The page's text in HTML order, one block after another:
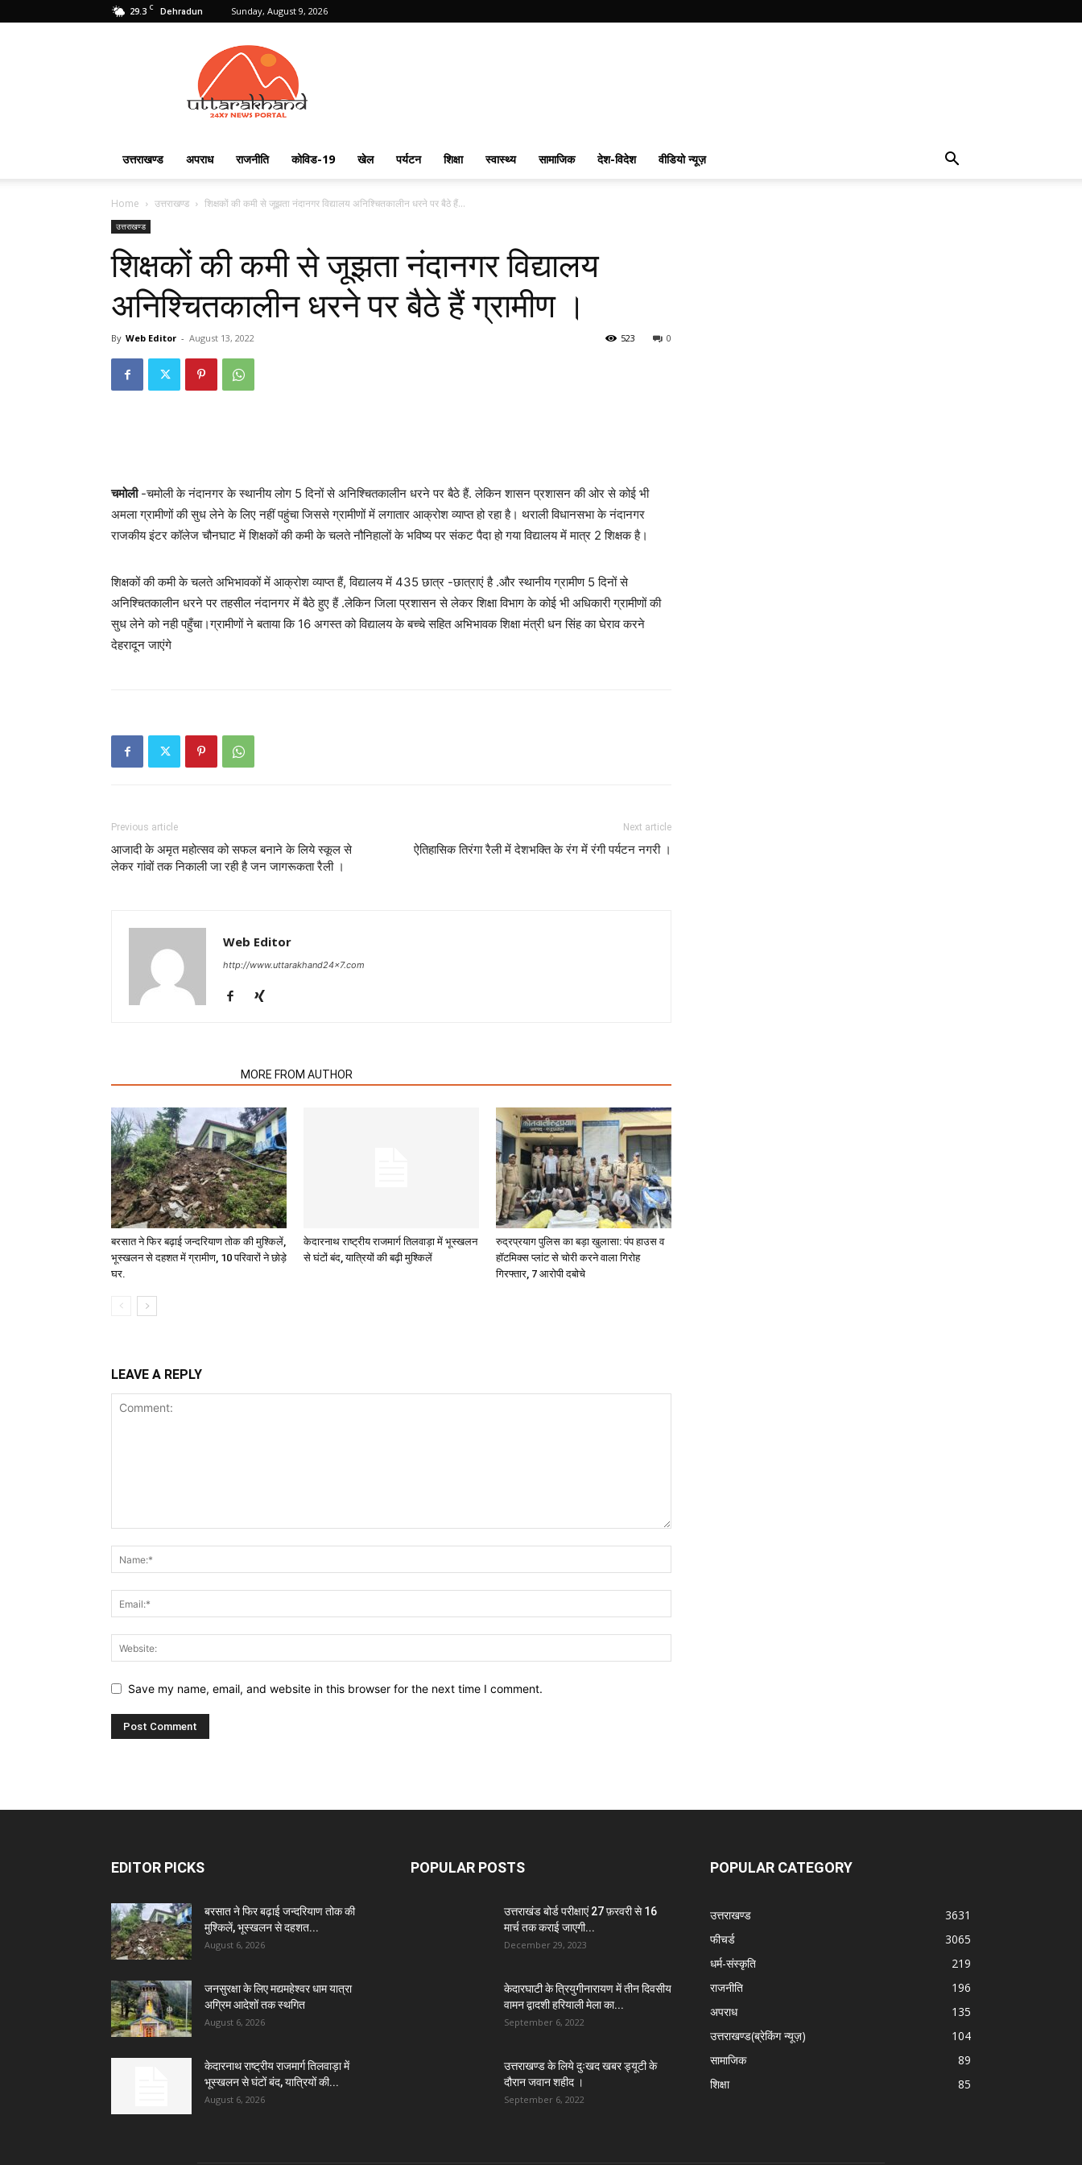
29.3 C Dehradun Sunday, August 9, 2026
Uttarakhand
24X7
उत्तराखण्ड अपराध राजनीति कोविड-19 खेल पर्यटन शिक्षा स्वास्थ्य सामाजिक देश-विदेश वीडियो न्यूज़
Home उत्तराखण्ड शिक्षकों की कमी से जूझता नंदानगर विद्यालय अनिश्चितकालीन धरने पर बैठे हैं...
उत्तराखण्ड
शिक्षकों की कमी से जूझता नंदानगर विद्यालय
अनिश्चितकालीन धरने पर बैठे हैं ग्रामीण ।
By Web Editor - August 13, 2022 0
523
चमोली-चमोली के नंदानगर के स्थानीय लोग 5 दिनों से अनिश्चितकालीन धरने पर बैठे हैं. लेकिन शासन प्रशासन की ओर से कोई भी
अमला ग्रामीणों की सुध लेने के लिए नहीं पहुंचा जिससे ग्रामीणों में लगातार आक्रोश व्याप्त हो रहा है। थराली विधानसभा के नंदानगर
राजकीय इंटर कॉलेज चौनघाट में शिक्षकों की कमी के चलते नौनिहालों के भविष्य पर संकट पैदा हो गया विद्यालय में मात्र 2 शिक्षक है।
शिक्षकों की कमी के चलते अभिभावकों में आक्रोश व्याप्त हैं, विद्यालय में 435 छात्र -छात्राएं है .और स्थानीय ग्रामीण 5 दिनों से
अनिश्चितकालीन धरने पर तहसील नंदानगर में बैठे हुए हैं .लेकिन जिला प्रशासन से लेकर शिक्षा विभाग के कोई भी अधिकारी ग्रामीणों की
सुध लेने को नही पहुँचा।ग्रामीणों ने बताया कि 16 अगस्त को विद्यालय के बच्चे सहित अभिभावक शिक्षा मंत्री धन सिंह का घेराव करने
देहरादून जाएंगे
Previous article
आजादी के अमृत महोत्सव को सफल बनाने के लिये स्कूल से
लेकर गांवों तक निकाली जा रही है जन जागरूकता रैली ।
Next article
ऐतिहासिक तिरंगा रैली में देशभक्ति के रंग में रंगी पर्यटन नगरी ।
Web Editor
http://www.uttarakhand24x7.com
MORE FROM AUTHOR
बरसात ने फिर बढ़ाई जन्दरियाण तोक की मुश्किलें,
भूस्खलन से दहशत में ग्रामीण, 10 परिवारों ने छोड़े
घर.
केदारनाथ राष्ट्रीय राजमार्ग तिलवाड़ा में भूस्खलन
से घंटों बंद, यात्रियों की बढ़ी मुश्किलें
रुद्रप्रयाग पुलिस का बड़ा खुलासा: पंप हाउस व
हॉटमिक्स प्लांट से चोरी करने वाला गिरोह
गिरफ्तार, 7 आरोपी दबोचे
LEAVE A REPLY
Save my name, email, and website in this browser for the next time I comment.
EDITOR PICKS
बरसात ने फिर बढ़ाई जन्दरियाण तोक की
मुश्किलें, भूस्खलन से दहशत...
August 6, 2026
जनसुरक्षा के लिए मद्यमहेश्वर धाम यात्रा
अग्रिम आदेशों तक स्थगित
August 6, 2026
केदारनाथ राष्ट्रीय राजमार्ग तिलवाड़ा में
भूस्खलन से घंटों बंद, यात्रियों की...
August 6, 2026
POPULAR POSTS
उत्तराखंड बोर्ड परीक्षाएं 27 फ़रवरी से 16
मार्च तक कराई जाएगी...
December 29, 2023
केदारघाटी के त्रियुगीनारायण में तीन दिवसीय
वामन द्वादशी हरियाली मेला का...
September 6, 2022
उत्तराखण्ड के लिये दुःखद खबर ड्यूटी के
दौरान जवान शहीद ।
September 6, 2022
POPULAR CATEGORY
उत्तराखण्ड
3631
फीचर्ड
3065
धर्म-संस्कृति
219
राजनीति
196
अपराध
135
उत्तराखण्ड(ब्रेकिंग न्यूज़)
104
सामाजिक
89
शिक्षा
85